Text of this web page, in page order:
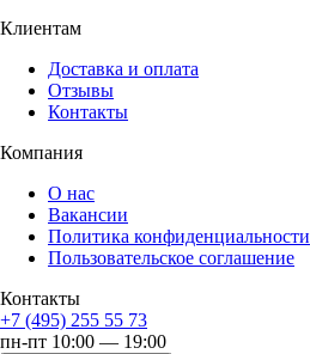
Клиентам
Доставка и оплата
Отзывы
Контакты
Компания
О нас
Вакансии
Политика конфиденциальности
Пользовательское соглашение
Контакты
+7 (495) 255 55 73
пн-пт 10:00 — 19:00